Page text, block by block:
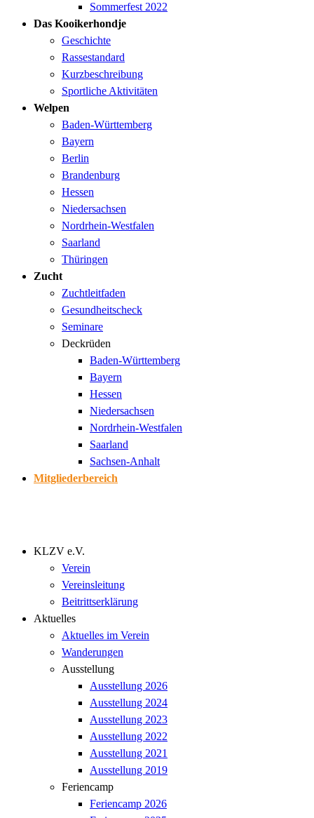
Sommerfest 2022
Das Kooikerhondje
Geschichte
Rassestandard
Kurzbeschreibung
Sportliche Aktivitäten
Welpen
Baden-Württemberg
Bayern
Berlin
Brandenburg
Hessen
Niedersachsen
Nordrhein-Westfalen
Saarland
Thüringen
Zucht
Zuchtleitfaden
Gesundheitscheck
Seminare
Deckrüden
Baden-Württemberg
Bayern
Hessen
Niedersachsen
Nordrhein-Westfalen
Saarland
Sachsen-Anhalt
Mitgliederbereich
KLZV e.V.
Verein
Vereinsleitung
Beitrittserklärung
Aktuelles
Aktuelles im Verein
Wanderungen
Ausstellung
Ausstellung 2026
Ausstellung 2024
Ausstellung 2023
Ausstellung 2022
Ausstellung 2021
Ausstellung 2019
Feriencamp
Feriencamp 2026